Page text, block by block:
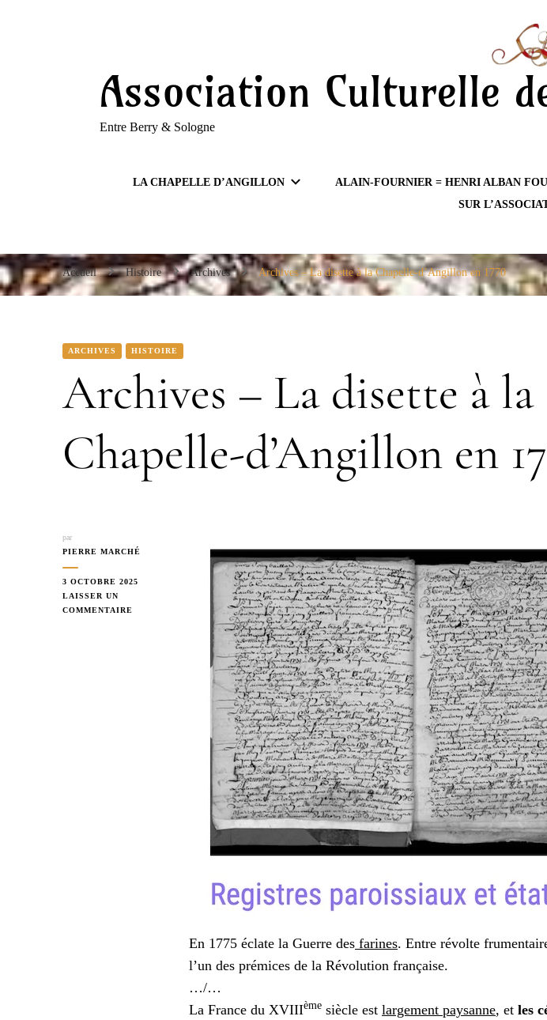
Association Culturelle
Entre Berry & Sologne
LA CHAPELLE D’ANGILLON ALAIN-FOURNIER = HENRI ALBAN
SUR
Accueil Histoire Archives Archives – La disette à la Chapelle-d’Angillon en 1770
ARCHIVES HISTOIRE
Archives – La disette à la
Chapelle-d’Angillon en
par
PIERRE MARCHÉ
3 OCTOBRE 2025
LAISSER UN
COMMENTAIRE
En 1775 éclate la Guerre des farines. Entre révolte
l’un des prémices de la Révolution française.
…/…
La France du XVIIIème siècle est largement paysanne, et les